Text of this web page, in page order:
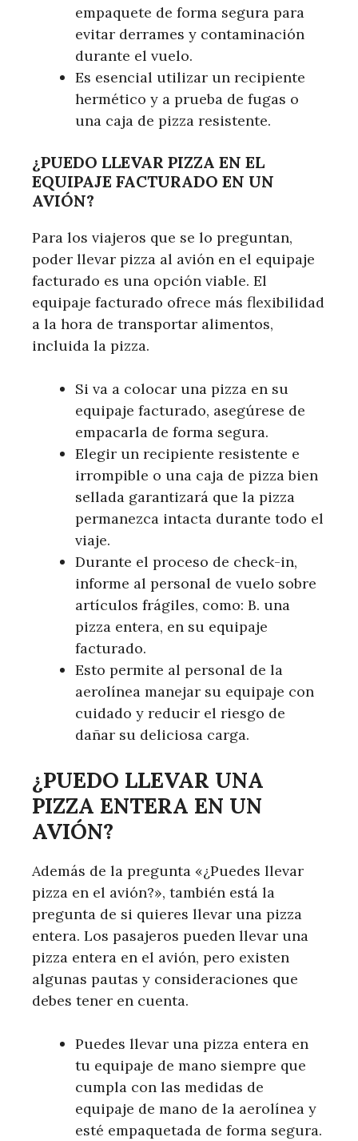
empaquete de forma segura para
evitar derrames y contaminación
durante el vuelo.
Es esencial utilizar un recipiente
hermético y a prueba de fugas o
una caja de pizza resistente.
¿PUEDO LLEVAR PIZZA EN EL
EQUIPAJE FACTURADO EN UN
AVIÓN?
Para los viajeros que se lo preguntan,
poder llevar pizza al avión en el equipaje
facturado es una opción viable. El
equipaje facturado ofrece más flexibilidad
a la hora de transportar alimentos,
incluida la pizza.
Si va a colocar una pizza en su
equipaje facturado, asegúrese de
empacarla de forma segura.
Elegir un recipiente resistente e
irrompible o una caja de pizza bien
sellada garantizará que la pizza
permanezca intacta durante todo el
viaje.
Durante el proceso de check-in,
informe al personal de vuelo sobre
artículos frágiles, como: B. una
pizza entera, en su equipaje
facturado.
Esto permite al personal de la
aerolínea manejar su equipaje con
cuidado y reducir el riesgo de
dañar su deliciosa carga.
¿PUEDO LLEVAR UNA
PIZZA ENTERA EN UN
AVIÓN?
Además de la pregunta «¿Puedes llevar
pizza en el avión?», también está la
pregunta de si quieres llevar una pizza
entera. Los pasajeros pueden llevar una
pizza entera en el avión, pero existen
algunas pautas y consideraciones que
debes tener en cuenta.
Puedes llevar una pizza entera en
tu equipaje de mano siempre que
cumpla con las medidas de
equipaje de mano de la aerolínea y
esté empaquetada de forma segura.